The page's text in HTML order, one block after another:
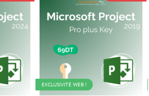
EXCLUSIVITÉ WEB !